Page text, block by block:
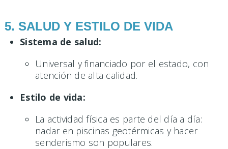
5. SALUD Y ESTILO DE VIDA
Sistema de salud:
Universal y financiado por el estado, con
atención de alta calidad.
Estilo de vida:
La actividad física es parte del día a día:
nadar en piscinas geotérmicas y hacer
senderismo son populares.